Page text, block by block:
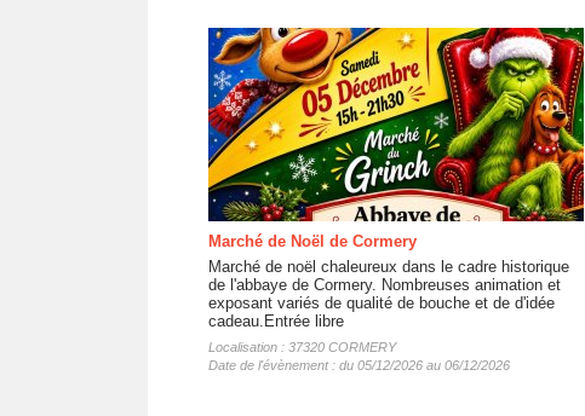
Marché de Noël de Cormery
Marché de noël chaleureux dans le cadre historique
de l'abbaye de Cormery. Nombreuses animation et
exposant variés de qualité de bouche et de d'idée
cadeau.Entrée libre
Localisation : 37320 CORMERY
Date de l'évènement : du 05/12/2026 au 06/12/2026